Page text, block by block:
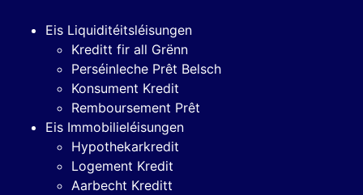
Eis Liquiditéitsléisungen
Kreditt fir all Grënn
Perséinleche Prêt Belsch
Konsument Kredit
Remboursement Prêt
Eis Immobilieléisungen
Hypothekarkredit
Logement Kredit
Aarbecht Kreditt